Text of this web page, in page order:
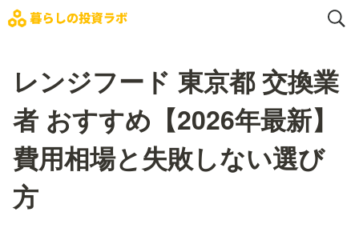
レンジフード 東京都 交換業
者 おすすめ【2026年最新】
費用相場と失敗しない選び
方